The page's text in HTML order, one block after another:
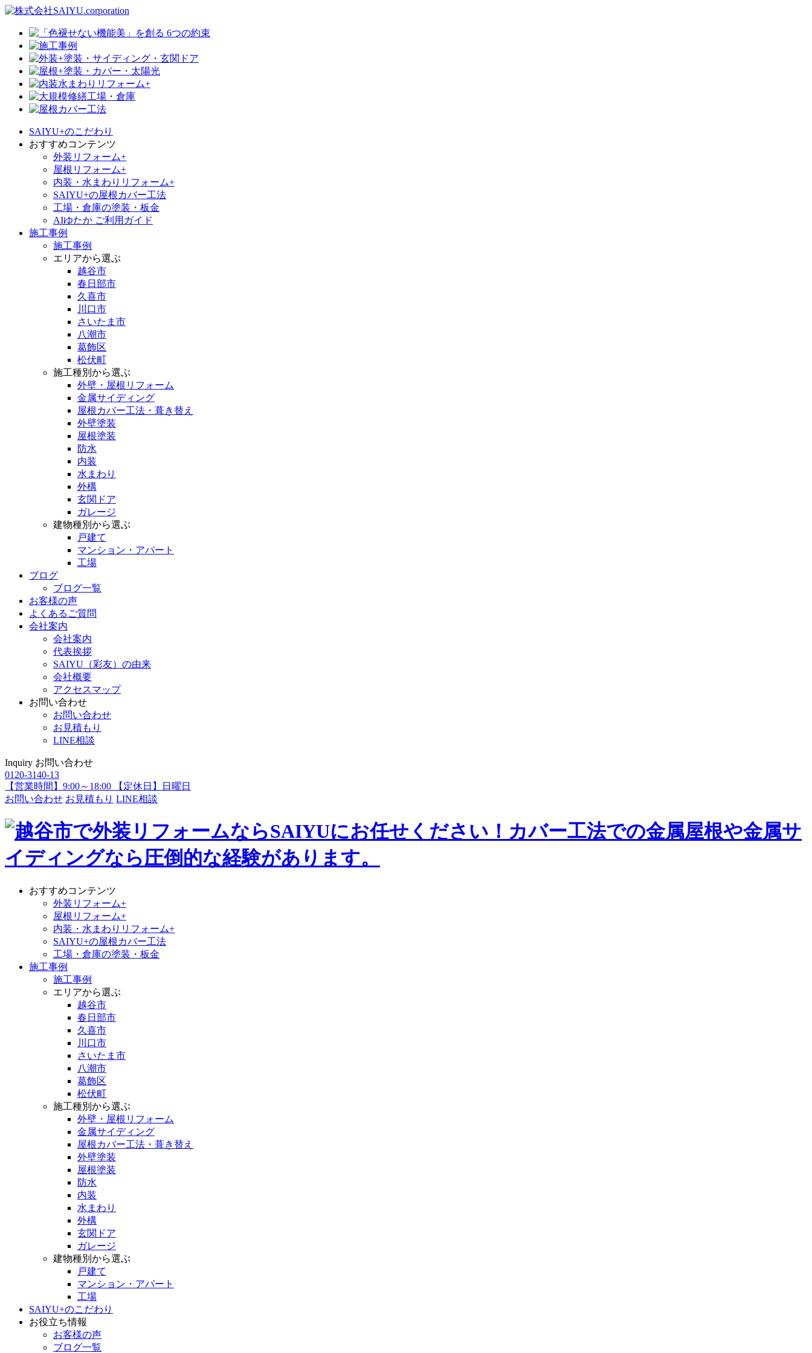
SAIYU+のこだわり
おすすめコンテンツ
外装リフォーム+
屋根リフォーム+
内装・水まわりリフォーム+
SAIYU+の屋根カバー工法
工場・倉庫の塗装・板金
AIゆたか ご利用ガイド
施工事例
施工事例
エリアから選ぶ
越谷市
春日部市
久喜市
川口市
さいたま市
八潮市
葛飾区
松伏町
施工種別から選ぶ
外壁・屋根リフォーム
金属サイディング
屋根カバー工法・葺き替え
外壁塗装
屋根塗装
防水
内装
水まわり
外構
玄関ドア
ガレージ
建物種別から選ぶ
戸建て
マンション・アパート
工場
ブログ
ブログ一覧
お客様の声
よくあるご質問
会社案内
会社案内
代表挨拶
SAIYU（彩友）の由来
会社概要
アクセスマップ
お問い合わせ
お問い合わせ
お見積もり
LINE相談
Inquiry お問い合わせ
0120-3140-13
【営業時間】9:00～18:00 【定休日】日曜日
お問い合わせ お見積もり LINE相談
おすすめコンテンツ
外装リフォーム+
屋根リフォーム+
内装・水まわりリフォーム+
SAIYU+の屋根カバー工法
工場・倉庫の塗装・板金
施工事例
施工事例
エリアから選ぶ
越谷市
春日部市
久喜市
川口市
さいたま市
八潮市
葛飾区
松伏町
施工種別から選ぶ
外壁・屋根リフォーム
金属サイディング
屋根カバー工法・葺き替え
外壁塗装
屋根塗装
防水
内装
水まわり
外構
玄関ドア
ガレージ
建物種別から選ぶ
戸建て
マンション・アパート
工場
SAIYU+のこだわり
お役立ち情報
お客様の声
ブログ一覧